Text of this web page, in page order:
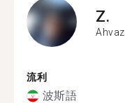
Z.
Ahvaz
流利
波斯語